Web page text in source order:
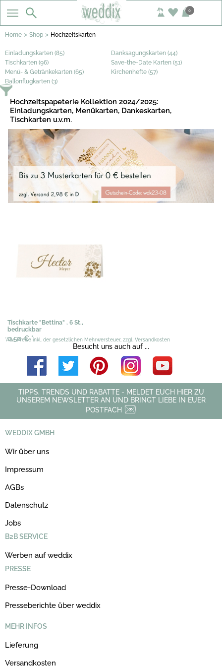
0
Home > Shop > Hochzeitskarten
Einladungskarten (85)
Danksagungskarten (44)
Tischkarten (96)
Save-the-Date Karten (51)
Menü- & Getränkekarten (65)
Kirchenhefte (57)
Ballonflugkarten (3)
Hochzeitspapeterie Kollektion 2024/2025:
Einladungskarten, Menükarten, Dankeskarten,
Tischkarten u.v.m.
Tischkarte "Bettina" , 6 St.,
bedruckbar
0,50 €*
*Alle Preise inkl. der gesetzlichen Mehrwersteuer, zzgl. Versandkosten
Besucht uns auch auf ...
TIPPS, TRENDS UND RABATTE - MELDET EUCH HIER ZU
UNSEREM NEWSLETTER AN UND BRINGT LIEBE IN EUER
POSTFACH
WEDDIX GMBH
Wir über uns
Impressum
AGBs
Datenschutz
Jobs
B2B SERVICE
Werben auf weddix
PRESSE
Presse-Download
Presseberichte über weddix
MEHR INFOS
Lieferung
Versandkosten